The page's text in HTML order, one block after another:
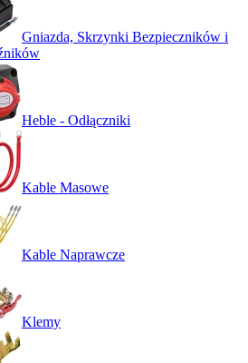
Gniazda, Skrzynki Bezpieczników i
Heble - Odłączniki
Kable Masowe
Kable Naprawcze
Klemy